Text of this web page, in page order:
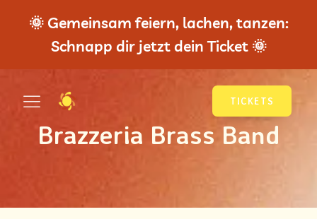
🌞 Gemeinsam feiern, lachen, tanzen:
Schnapp dir jetzt dein Ticket 🌞
TICKETS
Brazzeria Brass Band